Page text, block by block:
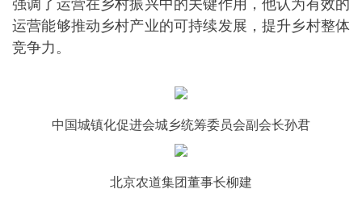
强调了运营在乡村振兴中的关键作用，他认为有效的
运营能够推动乡村产业的可持续发展，提升乡村整体
竞争力。
中国城镇化促进会城乡统筹委员会副会长孙君
北京农道集团董事长柳建